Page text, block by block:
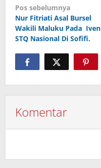
Navigasi
pos
Pos sebelumnya
Nur Fitriati Asal Bursel
Wakili Maluku Pada Iven
STQ Nasional Di Sofifi.
Komentar